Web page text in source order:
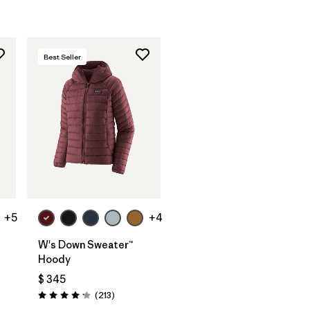
+5
Best Seller
+4
W's Down Sweater™
Hoody
$ 345
Valoración: 4.2 / 5
(213Comentarios
)